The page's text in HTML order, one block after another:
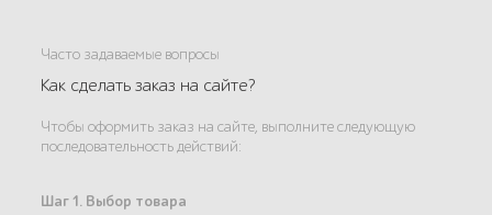
Часто задаваемые вопросы
Как сделать заказ на сайте?
Чтобы оформить заказ на сайте, выполните следующую
последовательность действий:
Шаг 1. Выбор товара